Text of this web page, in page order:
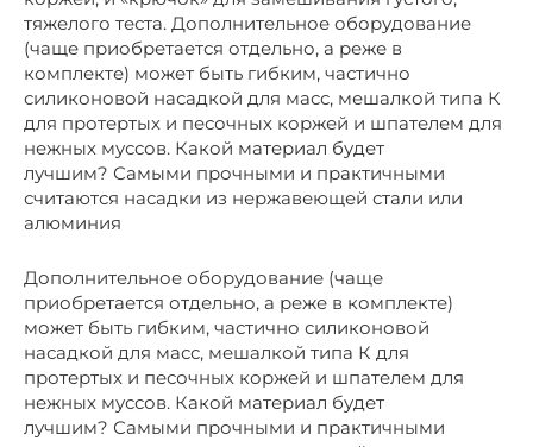
тяжелого теста. Дополнительное оборудование
(чаще приобретается отдельно, а реже в
комплекте) может быть гибким, частично
силиконовой насадкой для масс, мешалкой типа К
для протертых и песочных коржей и шпателем для
нежных муссов. Какой материал будет
лучшим? Самыми прочными и практичными
считаются насадки из нержавеющей стали или
алюминия
Дополнительное оборудование (чаще
приобретается отдельно, а реже в комплекте)
может быть гибким, частично силиконовой
насадкой для масс, мешалкой типа К для
протертых и песочных коржей и шпателем для
нежных муссов. Какой материал будет
лучшим? Самыми прочными и практичными